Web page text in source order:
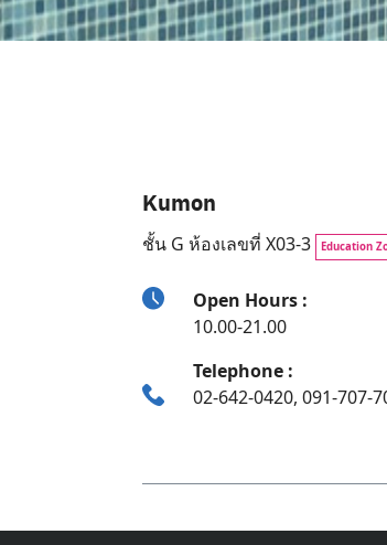
Kumon
ชั้น G ห้องเลขที่ X03-3 Education
Open Hours :
10.00-21.00
Telephone :
02-642-0420, 091-707-